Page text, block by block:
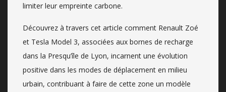
limiter leur empreinte carbone.
Découvrez à travers cet article comment Renault Zoé
et Tesla Model 3, associées aux bornes de recharge
dans la Presqu’île de Lyon, incarnent une évolution
positive dans les modes de déplacement en milieu
urbain, contribuant à faire de cette zone un modèle